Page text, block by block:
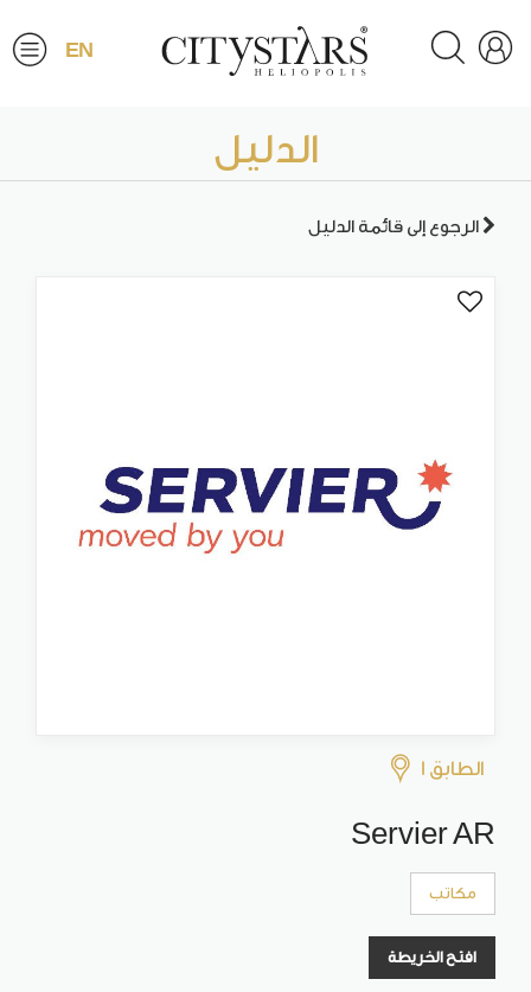
EN
الدليل
الرجوع إلى قائمة الدليل
الطابق 1
Servier AR
مكاتب
افتح الخريطة